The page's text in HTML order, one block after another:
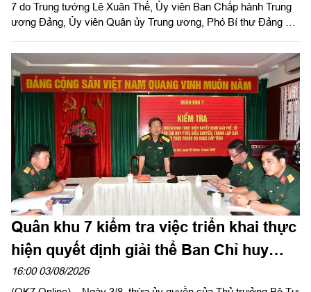
7 do Trung tướng Lê Xuân Thế, Ủy viên Ban Chấp hành Trung
ương Đảng, Ủy viên Quân ủy Trung ương, Phó Bí thư Đảng ủy,
ủy, Chính ủy Quân khu làm trưởng đoàn phối hợp với UBND
tỉnh Tây Ninh khảo sát thực địa khu đất phục dựng Di tích lịch
sử nơi thành lập LLVT Quân khu 7 tại xã Đức Huệ, tỉnh Tây
Ninh. Đồng chí Lê Văn Hẳn, Phó Bí thư Tỉnh uỷ, Chủ tịch
UBND tỉnh Tây Ninh tiếp và làm việc với đoàn.
Quân khu 7 kiểm tra việc triển khai thực
hiện quyết định giải thể Ban Chỉ huy
PTKV tại TP Đồng Nai và tỉnh Lâm Đồng
16:00 03/08/2026